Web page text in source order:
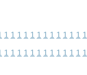
1 1 1 1 1 1 1 1 1 1 1 1 1
1 1 1 1 1 1 1 1 1 1 1 1 1